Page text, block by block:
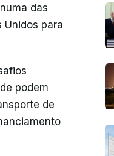
das
Unidos para
podem
de